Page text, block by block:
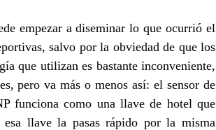
empezar a diseminar lo que ocurrió el
salvo por la obviedad de que los
que utilizan es bastante inconveniente,
pero va más o menos así: el sensor de
funciona como una llave de hotel que
llave la pasas rápido por la misma